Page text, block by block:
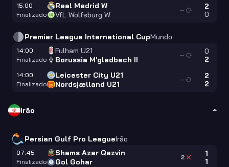
15:00
Finalizado
Real Madrid W
VfL Wolfsburg W
2
0
—
Premier League International CupMundo
14:00
Finalizado
Fulham U21
Borussia M'gladbach II
0
2
—
14:00
Finalizado
Leicester City U21
Nordsjælland U21
2
2
—
Irão
Persian Gulf Pro LeagueIrão
07:45
Finalizado
Shams Azar Qazvin
Gol Gohar
1
1
2